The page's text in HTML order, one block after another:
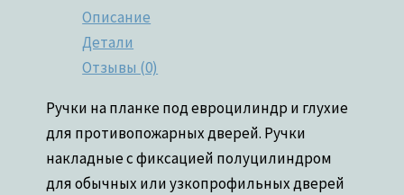
Описание
Детали
Отзывы (0)
Ручки на планке под евроцилиндр и глухие
для противопожарных дверей. Ручки
накладные с фиксацией полуцилиндром
для обычных или узкопрофильных дверей